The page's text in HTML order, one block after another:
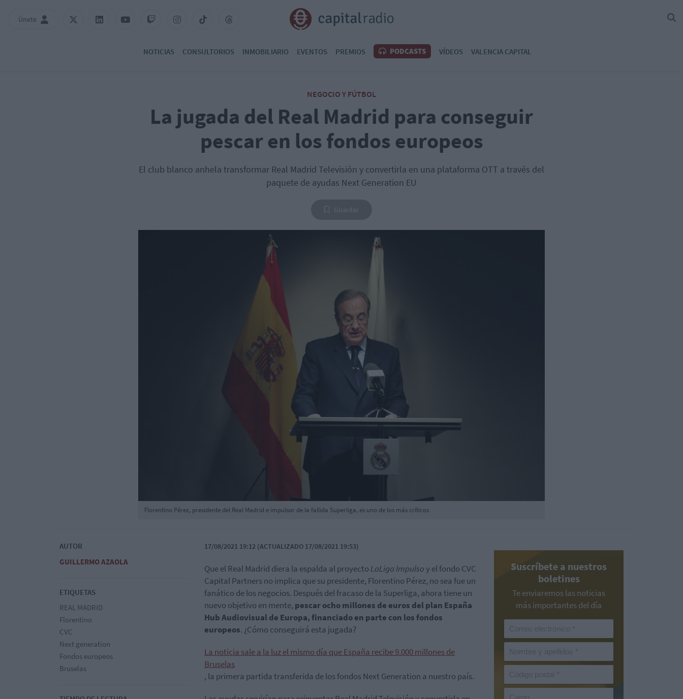
Únete
NOTICIAS CONSULTORIOS INMOBILIARIO EVENTOS PREMIOS PODCASTS VÍDEOS VALENCIA CAPITAL
NEGOCIO Y FÚTBOL
La jugada del Real Madrid para conseguir
pescar en los fondos europeos
El club blanco anhela transformar Real Madrid Televisión y convertirla en una plataforma OTT a través del
paquete de ayudas Next Generation EU
Florentino Pérez, presidente del Real Madrid e impulsor de la fallida Superliga, es uno de los más críticos
AUTOR
GUILLERMO AZAOLA
ETIQUETAS
REAL MADRID
Florentino
CVC
Next generation
Fondos europeos
Bruselas
17/08/2021 19:12 (ACTUALIZADO 17/08/2021 19:53)
Que el Real Madrid diera la espalda al proyecto LaLiga Impulsoy el fondo CVC
Capital Partners no implica que su presidente, Florentino Pérez, no sea fue un
fanático de los negocios. Después del fracaso de la Superliga, ahora tiene un
nuevo objetivo en mente, pescar ocho millones de euros del plan España
Hub Audiovisual de Europa, financiado en parte con los fondos
europeos. ¿Cómo conseguirá esta jugada?
La noticia sale a la luz el mismo día que España recibe 9.000 millones de
Bruselas
, la primera partida transferida de los fondos Next Generation a nuestro país.
Suscríbete a nuestros
boletines
Te enviaremos las noticias
más importantes del día